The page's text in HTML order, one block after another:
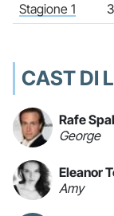
Stagione 1
3
CAST DI
Rafe
George
Eleanor
Amy